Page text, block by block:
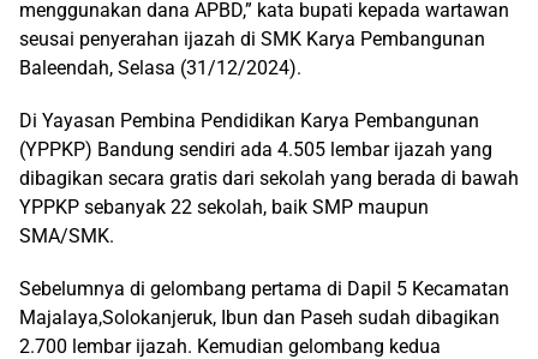
menggunakan dana APBD,” kata bupati kepada wartawan
seusai penyerahan ijazah di SMK Karya Pembangunan
Baleendah, Selasa (31/12/2024).
Di Yayasan Pembina Pendidikan Karya Pembangunan
(YPPKP) Bandung sendiri ada 4.505 lembar ijazah yang
dibagikan secara gratis dari sekolah yang berada di bawah
YPPKP sebanyak 22 sekolah, baik SMP maupun
SMA/SMK.
Sebelumnya di gelombang pertama di Dapil 5 Kecamatan
Majalaya,Solokanjeruk, Ibun dan Paseh sudah dibagikan
2.700 lembar ijazah. Kemudian gelombang kedua